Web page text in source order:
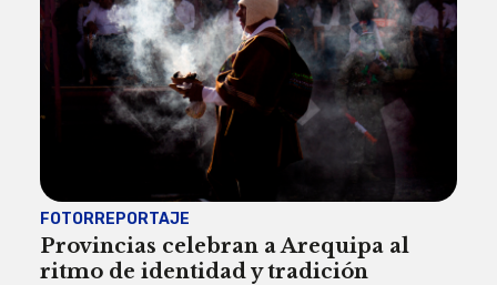
FOTORREPORTAJE
Provincias celebran a Arequipa al
ritmo de identidad y tradición